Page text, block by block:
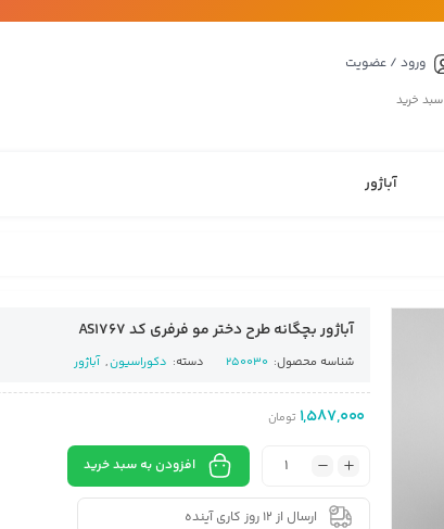
ورود / عضویت
سبد خرید
آباژور
آباژور بچگانه طرح دختر مو فرفری کد AS1767
شناسه محصول: 250030 دسته: دکوراسیون, آباژور
1,587,000 تومان
افزودن به سبد خرید
ارسال از 12 روز کاری آینده